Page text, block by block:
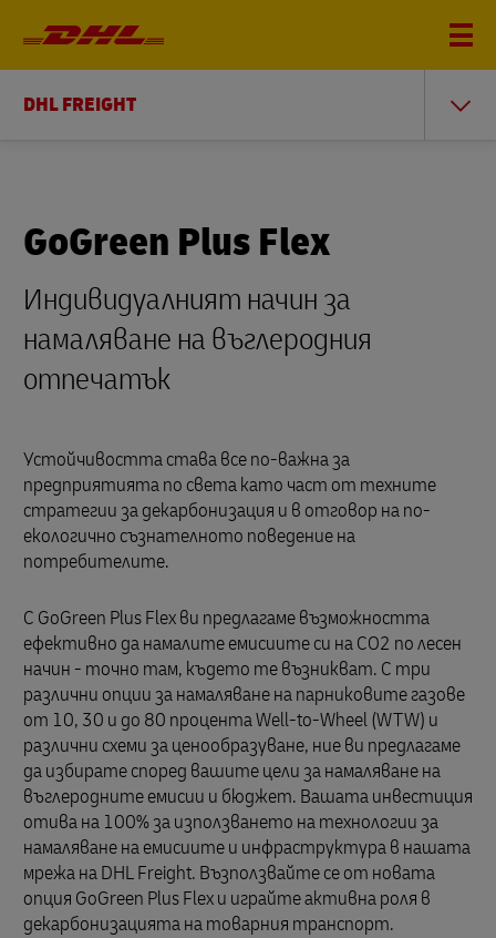
DHL FREIGHT
GoGreen Plus Flex
Индивидуалният начин за
намаляване на въглеродния
отпечатък
Устойчивостта става все по-важна за
предприятията по света като част от техните
стратегии за декарбонизация и в отговор на по-
екологично съзнателното поведение на
потребителите.
С GoGreen Plus Flex ви предлагаме възможността
ефективно да намалите емисиите си на CO2 по лесен
начин - точно там, където те възникват. С три
различни опции за намаляване на парниковите газове
от 10, 30 и до 80 процента Well-to-Wheel (WTW) и
различни схеми за ценообразуване, ние ви предлагаме
да избирате според вашите цели за намаляване на
въглеродните емисии и бюджет. Вашата инвестиция
отива на 100% за използването на технологии за
намаляване на емисиите и инфраструктура в нашата
мрежа на DHL Freight. Възползвайте се от новата
опция GoGreen Plus Flex и играйте активна роля в
декарбонизацията на товарния транспорт.